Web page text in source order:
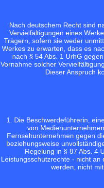
Nach deutschem Recht sind
Vervielfältigungen eines
Trägern, sofern sie weder
Werkes zu erwarten, dass es
nach § 54 Abs. 1 UrhG
Vornahme solcher
Dieser Anspruch
1. Die Beschwerdeführerin,
von
Fernsehunternehmen gegen
beziehungsweise
Regelung in § 87 Abs. 4
Leistungsschutzrechte - nicht
werden, nicht